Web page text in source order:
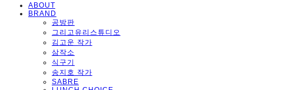
ABOUT
BRAND
공방판
그리고유리스튜디오
김고운 작가
삼작소
식구기
송지호 작가
SABRE